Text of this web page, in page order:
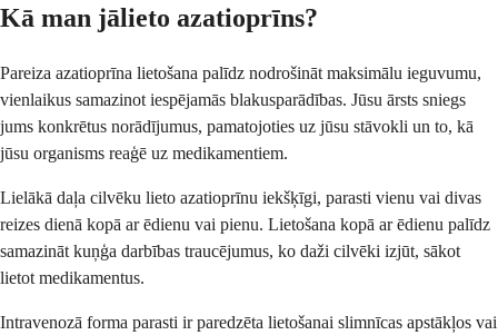
Kā man jālieto azatioprīns?
Pareiza azatioprīna lietošana palīdz nodrošināt maksimālu ieguvumu,
vienlaikus samazinot iespējamās blakusparādības. Jūsu ārsts sniegs
jums konkrētus norādījumus, pamatojoties uz jūsu stāvokli un to, kā
jūsu organisms reaģē uz medikamentiem.
Lielākā daļa cilvēku lieto azatioprīnu iekšķīgi, parasti vienu vai divas
reizes dienā kopā ar ēdienu vai pienu. Lietošana kopā ar ēdienu palīdz
samazināt kuņģa darbības traucējumus, ko daži cilvēki izjūt, sākot
lietot medikamentus.
Intravenozā forma parasti ir paredzēta lietošanai slimnīcas apstākļos vai